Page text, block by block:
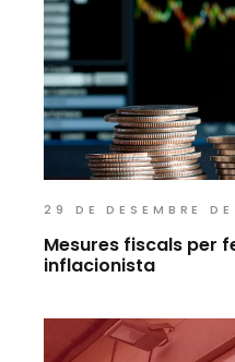
29 DE DESEMBRE
Mesures fiscals per
inflacionista